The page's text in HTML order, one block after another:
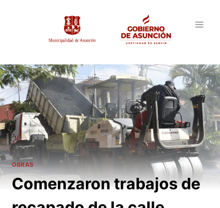
OBRAS
Comenzaron trabajos de